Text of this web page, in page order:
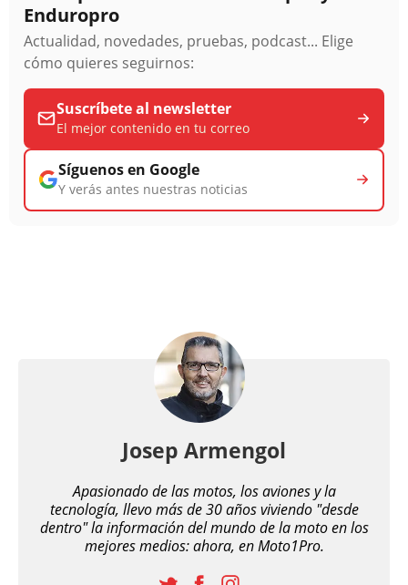
Enduropro
Actualidad, novedades, pruebas, podcast... Elige
cómo quieres seguirnos:
Suscríbete al newsletter
El mejor contenido en tu correo
Síguenos en Google
Y verás antes nuestras noticias
Josep Armengol
Apasionado de las motos, los aviones y la
tecnología, llevo más de 30 años viviendo "desde
dentro" la información del mundo de la moto en los
mejores medios: ahora, en Moto1Pro.